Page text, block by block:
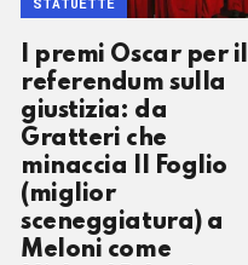
I premi Oscar per il
referendum sulla
giustizia: da
Gratteri che
minaccia Il Foglio
(miglior
sceneggiatura) a
Meloni come